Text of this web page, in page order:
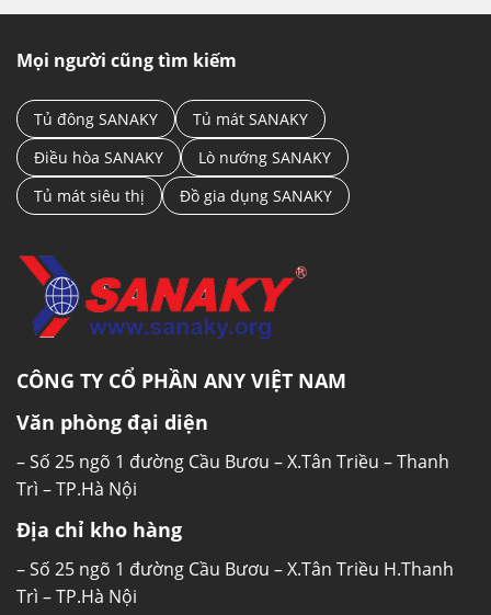
Mọi người cũng tìm kiếm
Tủ đông SANAKY
Tủ mát SANAKY
Điều hòa SANAKY
Lò nướng SANAKY
Tủ mát siêu thị
Đồ gia dụng SANAKY
CÔNG TY CỔ PHẦN ANY VIỆT NAM
Văn phòng đại diện
– Số 25 ngõ 1 đường Cầu Bươu – X.Tân Triều – Thanh
Trì – TP.Hà Nội
Địa chỉ kho hàng
– Số 25 ngõ 1 đường Cầu Bươu – X.Tân Triều H.Thanh
Trì – TP.Hà Nội